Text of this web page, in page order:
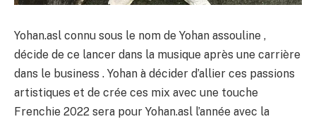
Yohan.asl connu sous le nom de Yohan assouline ,
décide de ce lancer dans la musique après une carrière
dans le business . Yohan à décider d’allier ces passions
artistiques et de crée ces mix avec une touche
Frenchie 2022 sera pour Yohan.asl l’année avec la